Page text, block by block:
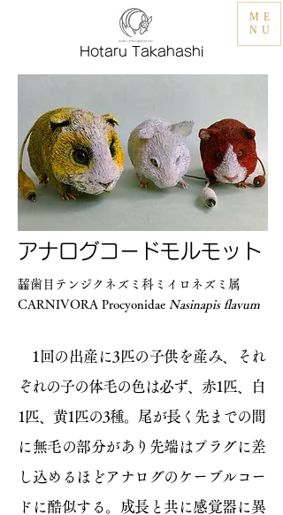
Hotaru Takahashi
ME
NU
アナログコードモルモット
齧歯目テンジクネズミ科ミイロネズミ属
CARNIVORA Procyonidae Nasinapis flavum
1回の出産に3匹の子供を産み、それ
ぞれの子の体毛の色は必ず、赤1匹、白
1匹、黄1匹の3種。尾が長く先までの間
に無毛の部分があり先端はプラグに差
し込めるほどアナログのケーブルコー
ドに酷似する。成長と共に感覚器に異